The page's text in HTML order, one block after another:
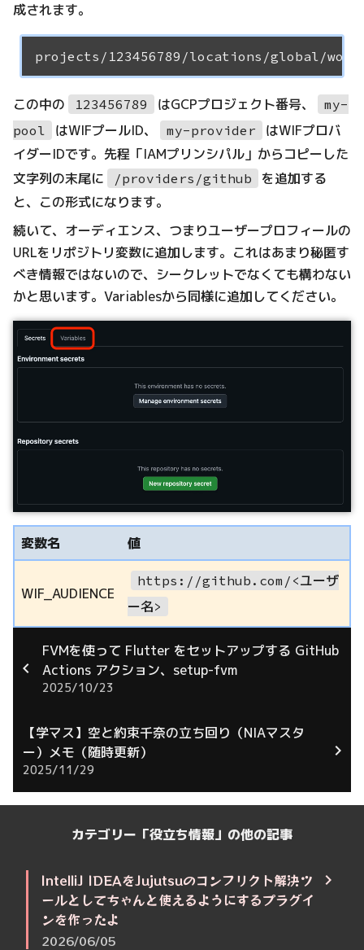
成されます。
この中の 123456789 はGCPプロジェクト番号、
my-
pool
はWIFプールID、 my-provider
はWIFプロバ
イダーIDです。先程「IAMプリンシパル」からコピーした
文字列の末尾に
/providers/github
を追加する
と、この形式になります。
続いて、オーディエンス、つまりユーザープロフィールの
URLをリポジトリ変数に追加します。これはあまり秘匿す
べき情報ではないので、シークレットでなくても構わない
かと思います。Variablesから同様に追加してください。
変数名 値
WIF_AUDIENCE
https://github.com/<ユーザ
ー名>
FVMを使って Flutter をセットアップする GitHub
Actions アクション、setup-fvm
2025/10/23
【学マス】空と約束千奈の立ち回り（NIAマスタ
ー）メモ（随時更新）
2025/11/29
カテゴリー「役立ち情報」の他の記事
IntelliJ IDEAをJujutsuのコンフリクト解決ツ
ールとしてちゃんと使えるようにするプラグイ
ンを作ったよ
2026/06/05